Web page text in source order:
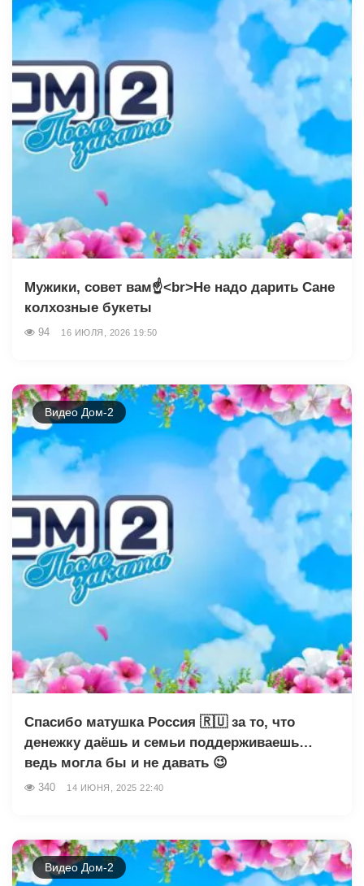
Мужики, совет вам☝️<br>Не надо дарить Сане
колхозные букеты
94 16 ИЮЛЯ, 2026 19:50
Видео Дом-2
Спасибо матушка Россия 🇷🇺 за то, что
денежку даёшь и семьи поддерживаешь…
ведь могла бы и не давать 😉
340 14 ИЮНЯ, 2025 22:40
Видео Дом-2